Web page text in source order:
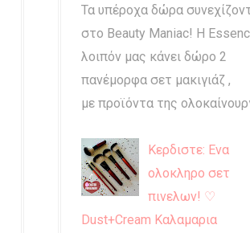
Τα υπέροχα δώρα
στο Beauty Maniac! Η
λοιπόν μας κάνει δώρο 2
πανέμορφα σετ μακιγιάζ ,
με προϊόντα της
Κερδιστε: Ενα
ολοκληρο σετ
πινελων! ♡
Dust+Cream Καλαμαρια